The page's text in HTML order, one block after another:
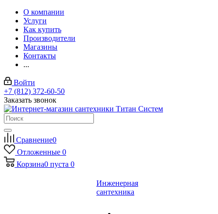
О компании
Услуги
Как купить
Производители
Магазины
Контакты
...
Войти
+7 (812) 372-60-50
Заказать звонок
Сравнение0
Отложенные 0
Корзина0 пуста 0
Инженерная
сантехника